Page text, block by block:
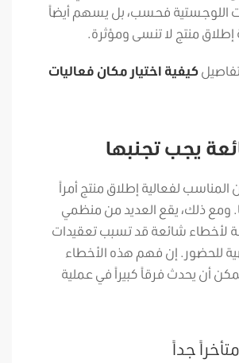
اللوجستية فحسب، بل يسهم أيضاً
منتج لا تنسى ومؤثرة.
كيفية اختيار مكان فعاليات
يجب تجنبها
المناسب لفعالية إطلاق منتج أمراً
ومع ذلك، يقع العديد من منظمي
لأخطاء شائعة قد تسبب تعقيدات
للحضور. إن فهم هذه الأخطاء
أن يحدث فرقاً كبيراً في عملية
جداً